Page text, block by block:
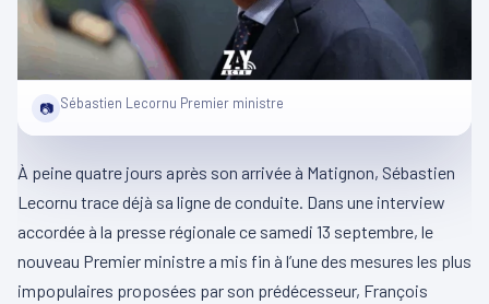
📷 Sébastien Lecornu Premier ministre
À peine quatre jours après son arrivée à Matignon, Sébastien
Lecornu trace déjà sa ligne de conduite. Dans une interview
accordée à la presse régionale ce samedi 13 septembre, le
nouveau Premier ministre a mis fin à l’une des mesures les plus
impopulaires proposées par son prédécesseur, François